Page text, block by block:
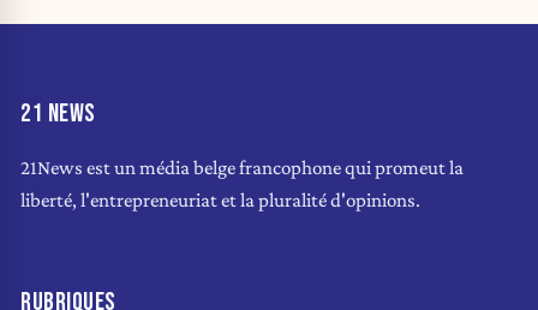
21 NEWS
21News est un média belge francophone qui promeut la
liberté, l'entrepreneuriat et la pluralité d'opinions.
RUBRIQUES